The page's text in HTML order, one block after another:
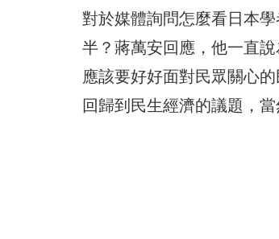
對於媒體詢問怎麼看日本
半？蔣萬安回應，他一直
應該要好好面對民眾關心
回歸到民生經濟的議題，